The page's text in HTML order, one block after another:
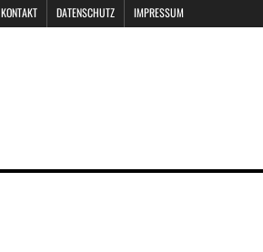
KONTAKT DATENSCHUTZ IMPRESSUM